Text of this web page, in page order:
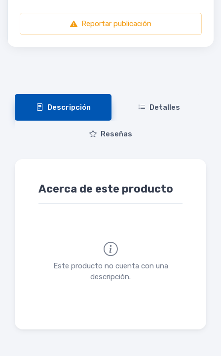
Reportar publicación
Descripción Detalles
Reseñas
Acerca de este producto
Este producto no cuenta con una
descripción.